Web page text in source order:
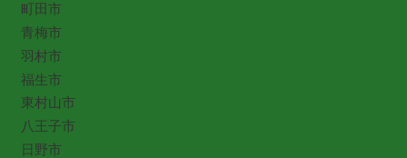
町田市
青梅市
羽村市
福生市
東村山市
八王子市
日野市